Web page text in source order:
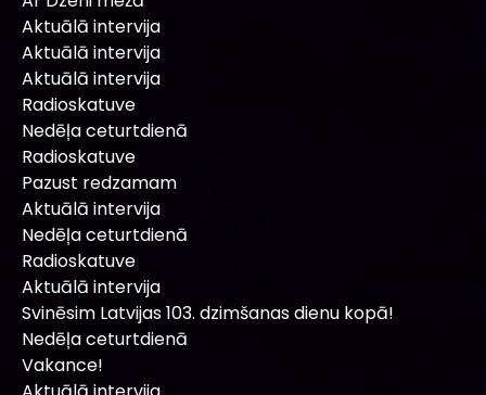
Aktuālā intervija
Aktuālā intervija
Aktuālā intervija
Radioskatuve
Nedēļa ceturtdienā
Radioskatuve
Pazust redzamam
Aktuālā intervija
Nedēļa ceturtdienā
Radioskatuve
Aktuālā intervija
Svinēsim Latvijas 103. dzimšanas dienu kopā!
Nedēļa ceturtdienā
Vakance!